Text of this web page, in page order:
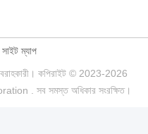
সাইট ম্যাপ
কপিরাইট © 2023-2026
. সব সমস্ত অধিকার সংরক্ষিত।